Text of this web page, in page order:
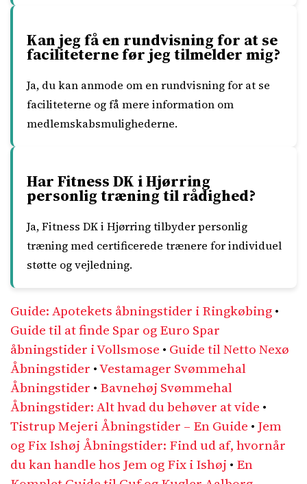
Kan jeg få en rundvisning for at se
faciliteterne før jeg tilmelder mig?
Ja, du kan anmode om en rundvisning for at se
faciliteterne og få mere information om
medlemskabsmulighederne.
Har Fitness DK i Hjørring
personlig træning til rådighed?
Ja, Fitness DK i Hjørring tilbyder personlig
træning med certificerede trænere for individuel
støtte og vejledning.
Guide: Apotekets åbningstider i Ringkøbing•
Guide til at finde Spar og Euro Spar
åbningstider i Vollsmose • Guide til Netto Nexø
Åbningstider •Vestamager Svømmehal
Åbningstider • Bavnehøj Svømmehal
Åbningstider: Alt hvad du behøver at vide •
Tistrup Mejeri Åbningstider – En Guide • Jem
og Fix Ishøj Åbningstider: Find ud af, hvornår
du kan handle hos Jem og Fix i Ishøj • En